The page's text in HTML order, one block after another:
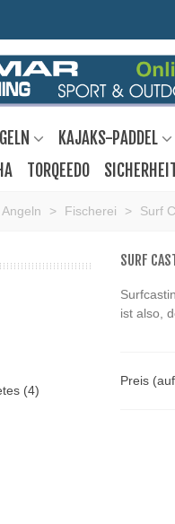
KAJAKS-PADDEL
TORQEEDO
Angeln > Fischerei > Surf
(4)
SURF
ist also,
Preis